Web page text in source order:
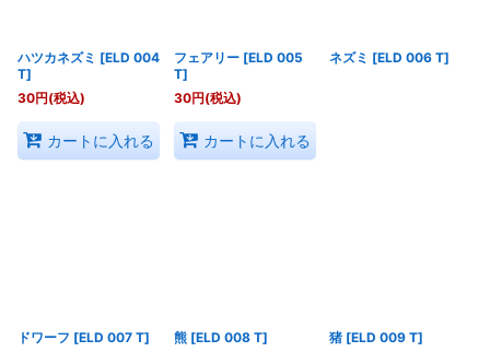
ハツカネズミ [ELD 004
T]
30円(税込)
カートに入れる
フェアリー [ELD 005
T]
30円(税込)
カートに入れる
ネズミ [ELD 006 T]
ドワーフ [ELD 007 T]
熊 [ELD 008 T]
猪 [ELD 009 T]